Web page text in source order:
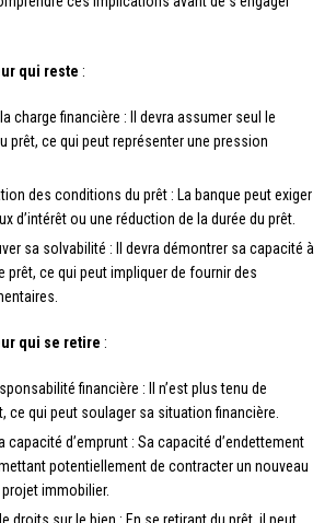
qui reste :
charge financière : Il devra assumer seul le
prêt, ce qui peut représenter une pression
des conditions du prêt : La banque peut exiger
d’intérêt ou une réduction de la durée du prêt.
sa solvabilité : Il devra démontrer sa capacité à
prêt, ce qui peut impliquer de fournir des
qui se retire :
financière : Il n’est plus tenu de
ce qui peut soulager sa situation financière.
capacité d’emprunt : Sa capacité d’endettement
potentiellement de contracter un nouveau
immobilier.